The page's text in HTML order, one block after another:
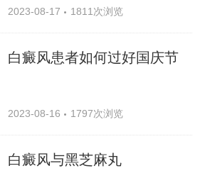
2023-08-17 1811次浏览
白癜风患者如何过好国庆节
2023-08-16 1797次浏览
白癜风与黑芝麻丸